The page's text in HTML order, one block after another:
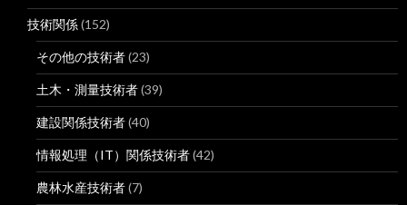
技術関係(152)
その他の技術者(23)
土木・測量技術者(39)
建設関係技術者(40)
情報処理（IT）関係技術者(42)
農林水産技術者(7)